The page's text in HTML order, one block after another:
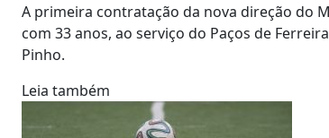
A primeira contratação da nova direção do
com 33 anos, ao serviço do Paços de
Pinho.
Leia também